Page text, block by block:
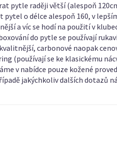
pytle raději větší (alespoň
o délce alespoň 160, v
a víc se hodí na použití v
do pytle se používají
carbonové naopak
(používají se ke klasickému
v nabídce pouze kožené
jakýchkoliv dalších dotazů